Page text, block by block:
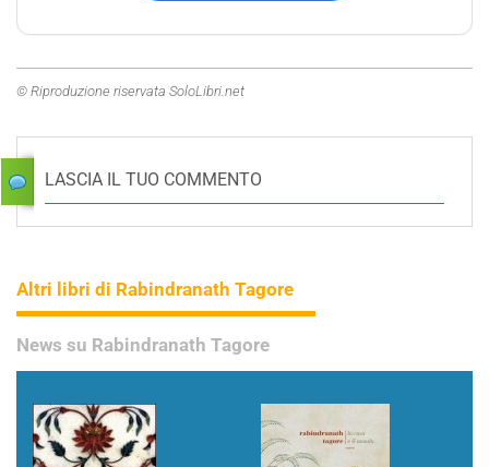
© Riproduzione riservata SoloLibri.net
LASCIA IL TUO COMMENTO
Altri libri di Rabindranath Tagore
News su Rabindranath Tagore